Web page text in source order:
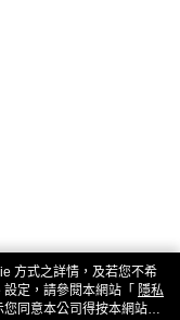
方式之詳情，及若您不希
定，請參閱本網站「 隱私
同意本公司得按本網站使